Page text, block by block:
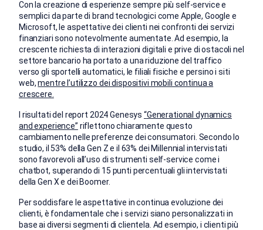
Con la creazione di esperienze sempre più self-service e
semplici da parte di brand tecnologici come Apple, Google e
Microsoft, le aspettative dei clienti nei confronti dei servizi
finanziari sono notevolmente aumentate. Ad esempio, la
crescente richiesta di interazioni digitali e prive di ostacoli nel
settore bancario ha portato a una riduzione del traffico
verso gli sportelli automatici, le filiali fisiche e persino i siti
web,mentre l’utilizzo dei dispositivi mobili continua a
crescere.
I risultati del report 2024 Genesys “Generational dynamics
and experience” riflettono chiaramente questo
cambiamento nelle preferenze dei consumatori. Secondo lo
studio, il 53% della Gen Z e il 63% dei Millennial intervistati
sono favorevoli all’uso di strumenti self-service come i
chatbot, superando di 15 punti percentuali gli intervistati
della Gen X e dei Boomer.
Per soddisfare le aspettative in continua evoluzione dei
clienti, è fondamentale che i servizi siano personalizzati in
base ai diversi segmenti di clientela. Ad esempio, i clienti più